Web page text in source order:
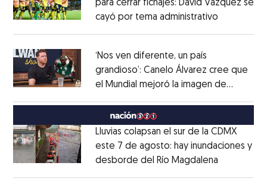
para cerrar fichajes: David Vázquez se
cayó por tema administrativo
‘Nos ven diferente, un país
grandioso’: Canelo Álvarez cree que
el Mundial mejoró la imagen de
MéxicoOpens in new window
Lluvias colapsan el sur de la CDMX
este 7 de agosto: hay inundaciones y
desborde del Río Magdalena